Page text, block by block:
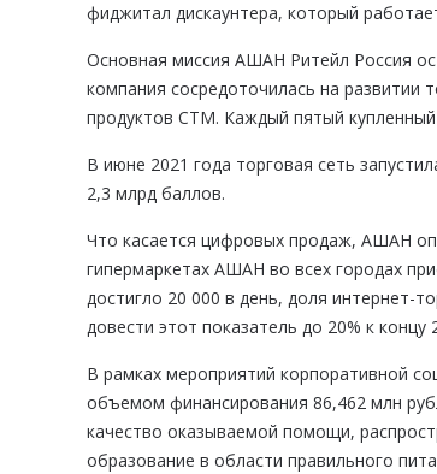
фиджитал дискаунтера, который
Основная миссия АШАН Ритейл Россия
компания сосредоточилась на
продуктов СТМ. Каждый пятый
В июне 2021 года торговая сеть
2,3 млрд баллов.
Что касается цифровых продаж, АШАН
гипермаркетах АШАН во всех городах
достигло 20 000 в день, доля интернет-
довести этот показатель до 20% к концу
В рамках мероприятий корпоративной
объемом финансирования 86,462 млн
качество оказываемой помощи,
образование в области правильного